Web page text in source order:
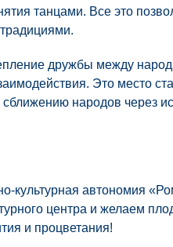
танцами. Все это
дружбы между
Это место
народов через
культурная автономия
центра и желаем
и процветания!